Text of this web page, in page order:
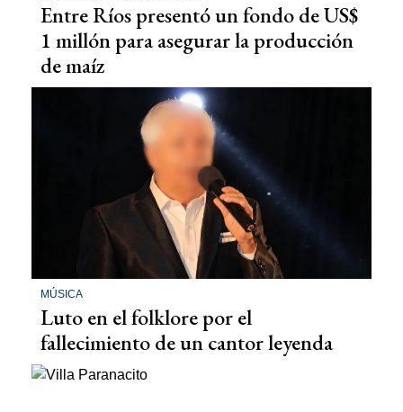
Entre Ríos presentó un fondo de US$
1 millón para asegurar la producción
de maíz
MÚSICA
Luto en el folklore por el
fallecimiento de un cantor leyenda